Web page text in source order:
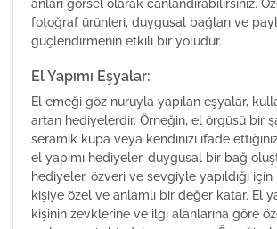
anları görsel olarak canlandırabilirsiniz.
fotoğraf ürünleri, duygusal bağları ve
güçlendirmenin etkili bir yoludur.
El Yapımı Eşyalar:
El emeği göz nuruyla yapılan eşyalar,
artan hediyelerdir. Örneğin, el örgüsü bir
seramik kupa veya kendinizi ifade
el yapımı hediyeler, duygusal bir bağ
hediyeler, özveri ve sevgiyle yapıldığı için
kişiye özel ve anlamlı bir değer katar. El
kişinin zevklerine ve ilgi alanlarına göre